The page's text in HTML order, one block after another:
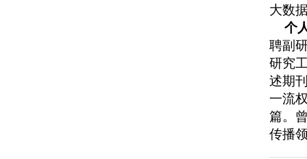
大数
个
聘副
研究
述期
一流
篇。
传播